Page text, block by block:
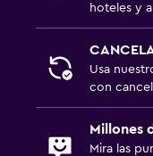
hoteles y
Usa
con
Millones
Mira las